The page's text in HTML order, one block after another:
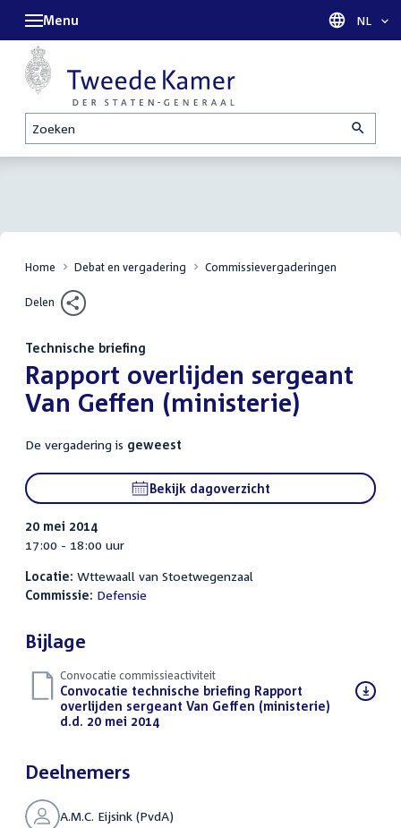
Zoeken
Menu Taal
NL
Home Debat en vergadering Commissievergaderingen
Delen
Technische briefing
:Rapport overlijden sergeant
Van Geffen (ministerie)
De vergadering is geweest
Bekijk dagoverzicht
20 mei 2014
17:00 - 18:00 uur
Locatie: Wttewaall van Stoetwegenzaal
Commissie: Defensie
Bijlage
Convocatie commissieactiviteit
Download
bestand:
Convocatie technische briefing Rapport
overlijden sergeant Van Geffen (ministerie)
d.d. 20 mei 2014(PDF)
Deelnemers
A.M.C. Eijsink (PvdA)